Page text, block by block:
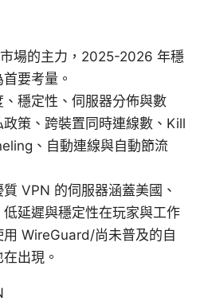
場的主力，2025-2026 年穩
要考量。
穩定性、伺服器分佈與數
策、跨裝置同時連線數、Kill
、自動連線與自動節流
VPN 的伺服器涵蓋美國、
延遲與穩定性在玩家與工作
WireGuard/尚未普及的自
出現。